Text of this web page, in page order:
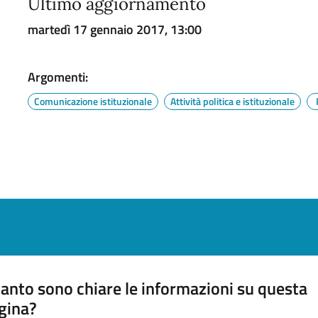
martedì 17 gennaio 2017, 13:00
Argomenti:
Comunicazione istituzionale Attività politica e istituzionale
sono chiare le informazioni su questa